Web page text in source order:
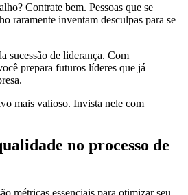
Contrate bem. Pessoas que se
raramente inventam desculpas para se
sucessão de liderança. Com
prepara futuros líderes que já
mais valioso. Invista nele com
no processo de
métricas essenciais para otimizar seu